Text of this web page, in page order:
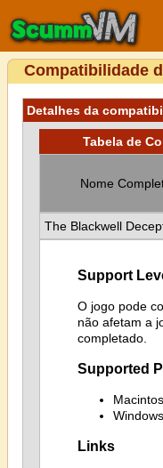
Compatibilidade
Detalhes da
Tabela de
Nome
The Blackwell
Support
O jogo pode
não afetam a
completado.
Supported
Windows
Links